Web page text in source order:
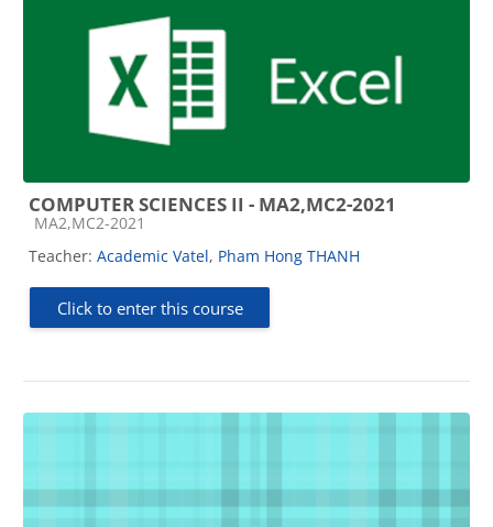
COMPUTER SCIENCES II - MA2,MC2-2021
Course category
MA2,MC2-2021
Teacher: Academic Vatel, Pham Hong THANH
Click to enter this course